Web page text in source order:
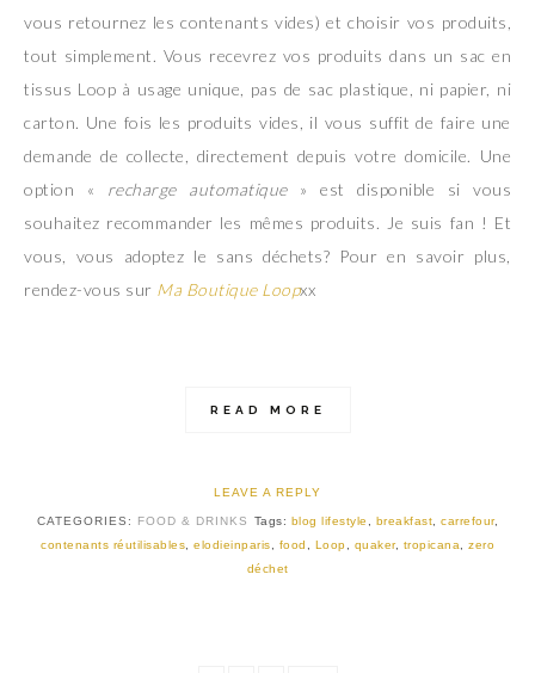
vous retournez les contenants vides) et choisir vos produits,
tout simplement. Vous recevrez vos produits dans un sac en
tissus Loop à usage unique, pas de sac plastique, ni papier, ni
carton. Une fois les produits vides, il vous suffit de faire une
demande de collecte, directement depuis votre domicile. Une
option « recharge automatique» est disponible si vous
souhaitez recommander les mêmes produits. Je suis fan ! Et
vous, vous adoptez le sans déchets? Pour en savoir plus,
rendez-vous sur Ma Boutique Loopxx
READ MORE
LEAVE A REPLY
CATEGORIES: FOOD & DRINKS Tags: blog lifestyle breakfast ,carrefour,
contenants réutilisables
elodieinparis food Loop quaker, tropicana
zero
déchet